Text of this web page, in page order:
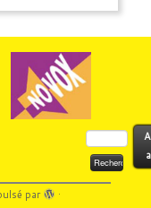
Rechercher :
par ·